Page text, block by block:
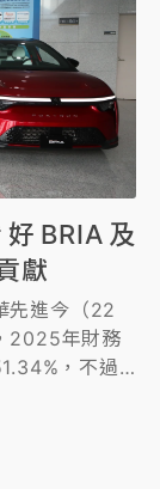
BRIA及
獻
先進今（22
2025年財務
，不過
多款新車型